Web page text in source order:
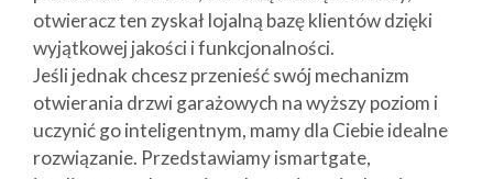
otwieracz ten zyskał lojalną bazę klientów dzięki
wyjątkowej jakości i funkcjonalności.
Jeśli jednak chcesz przenieść swój mechanizm
otwierania drzwi garażowych na wyższy poziom i
uczynić go inteligentnym, mamy dla Ciebie idealne
rozwiązanie. Przedstawiamy ismartgate,